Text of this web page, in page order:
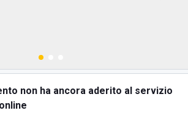
non ha ancora aderito al servizio